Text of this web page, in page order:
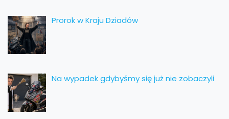
Prorok w Kraju Dziadów
Na wypadek gdybyśmy się już nie zobaczyli